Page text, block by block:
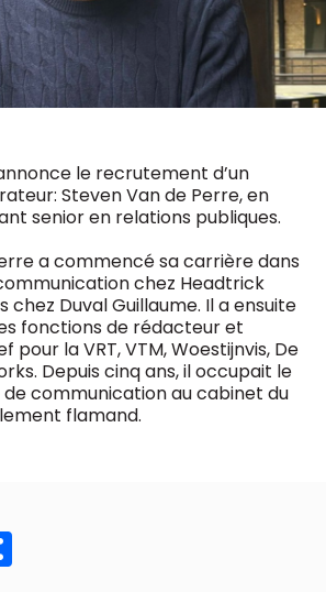
le recrutement d’un
Steven Van de Perre, en
senior en relations publiques.
a commencé sa carrière dans
chez Headtrick
chez Duval Guillaume. Il a ensuite
fonctions de rédacteur et
pour la VRT, VTM, Woestijnvis, De
Depuis cinq ans, il occupait le
communication au cabinet du
flamand.
DIGITAL :
access
MM e - News
MM Brunch
MM Best of
Research
MM Blue
MM Magazine
(digital)
?